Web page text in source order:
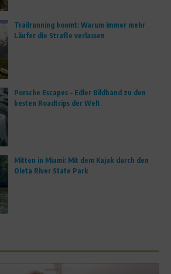
Trailrunning boomt: Warum immer mehr
Läufer die Straße verlassen
Porsche Escapes – Edler Bildband zu den
besten Roadtrips der Welt
Mitten in Miami: Mit dem Kajak durch den
Oleta River State Park